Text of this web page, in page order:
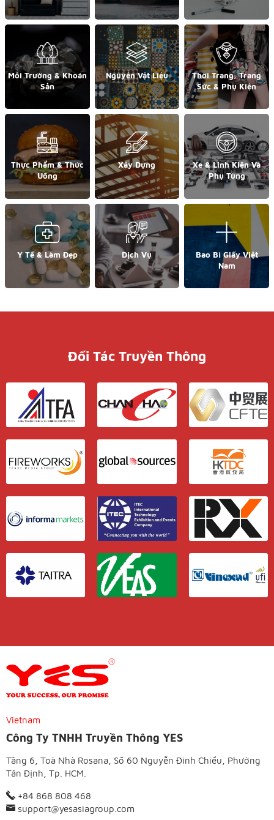
Môi Trường & Khoán
Sản
Nguyên Vật Liệu
Thời Trang, Trang
Sức & Phụ Kiện
Thực Phẩm & Thức
Uống
Xây Dựng
Xe & Linh Kiện Và
Phụ Tùng
Y Tế & Làm Đẹp Dịch Vụ
Bao Bì Giấy Việt
Nam
Đối Tác Truyền Thông
Vietnam
Công Ty TNHH Truyền Thông YES
Tầng 6, Toà Nhà Rosana, Số 60 Nguyễn Đình Chiểu, Phường
Tân Định, Tp. HCM.
+84 868 808 468
support@yesasiagroup.com